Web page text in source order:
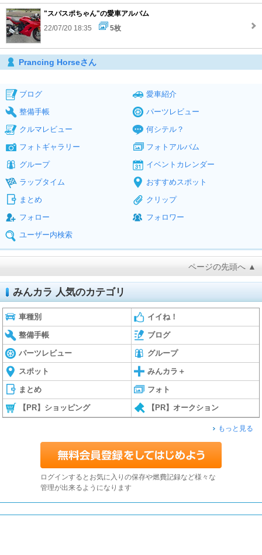
"スパスポちゃん"の愛車アルバム
22/07/20 18:35
5枚
Prancing Horseさん
ブログ
愛車紹介
整備手帳
パーツレビュー
クルマレビュー
何シテル？
フォトギャラリー
フォトアルバム
グループ
イベントカレンダー
ラップタイム
おすすめスポット
まとめ
クリップ
フォロー
フォロワー
ユーザー内検索
ページの先頭へ ▲
みんカラ 人気のカテゴリ
車種別 イイね！
整備手帳 ブログ
パーツレビュー グループ
スポット みんカラ＋
まとめ フォト
【PR】ショッピング 【PR】オークション
もっと見る
ログインするとお気に入りの保存や燃費記録など様々な
管理が出来るようになります